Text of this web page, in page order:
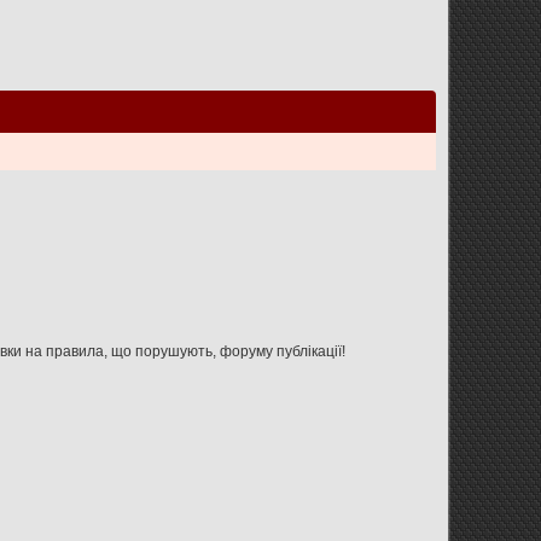
Увага: дана форма не призначена для зв'язку з адміністрацією форуму, використовуйте її тільки для вказівки на правила, що порушують, форуму публікації!